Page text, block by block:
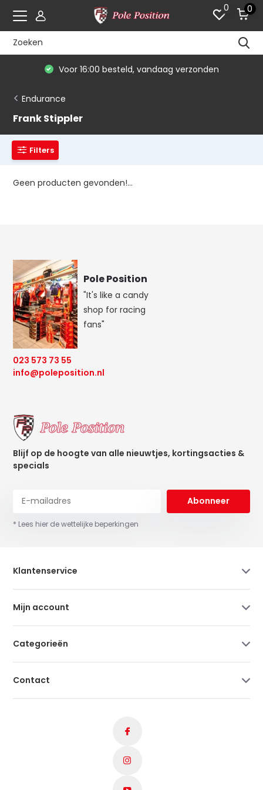
0 0
Voor 16:00 besteld, vandaag verzonden
Endurance
Frank Stippler
Filters
Geen producten gevonden!...
Pole Position
"It's like a candy
shop for racing
fans"
023 573 73 55
info@poleposition.nl
Blijf op de hoogte van alle nieuwtjes, kortingsacties &
specials
Abonneer
* Lees hier de wettelijke beperkingen
Klantenservice
Mijn account
Categorieën
Contact